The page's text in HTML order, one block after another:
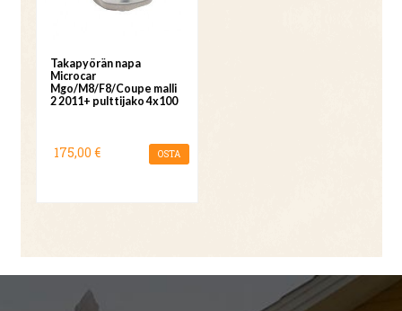
Takapyörän napa
Microcar
Mgo/M8/F8/Coupe malli
2 2011+ pulttijako 4x100
175,00 € OSTA